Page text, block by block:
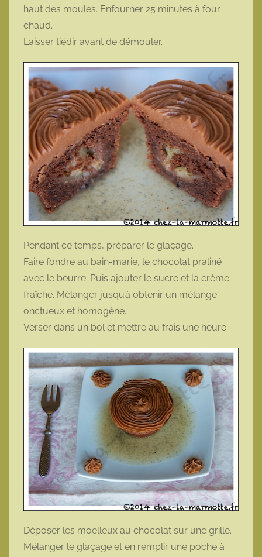
haut des moules. Enfourner 25 minutes à four
chaud.
Laisser tiédir avant de démouler.
Pendant ce temps, préparer le glaçage.
Faire fondre au bain-marie, le chocolat praliné
avec le beurre. Puis ajouter le sucre et la crème
fraîche. Mélanger jusqu’à obtenir un mélange
onctueux et homogène.
Verser dans un bol et mettre au frais une heure.
Déposer les moelleux au chocolat sur une grille.
Mélanger le glaçage et en remplir une poche à